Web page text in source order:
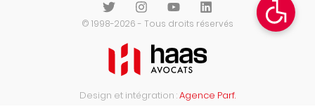
© 1998-2026 - Tous droits réservés
Design et intégration :Agence Parf.